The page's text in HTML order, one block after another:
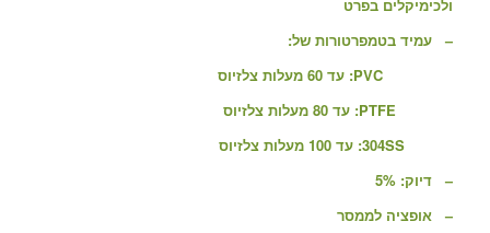
ולכימיקלים בפרט
– עמיד בטמפרטורות של:
PVC: עד 60 מעלות צלזיוס
– דיוק: 5%
– אופציה לממסר